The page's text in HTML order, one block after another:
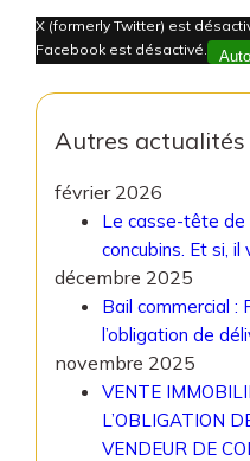
X (formerly Twitter) est
Facebook est désactivé.
Autres actualités
février 2026
Le casse-tête de
concubins. Et si,
décembre 2025
Bail commercial :
l’obligation de
novembre 2025
VENTE
L’OBLIGATION
VENDEUR DE